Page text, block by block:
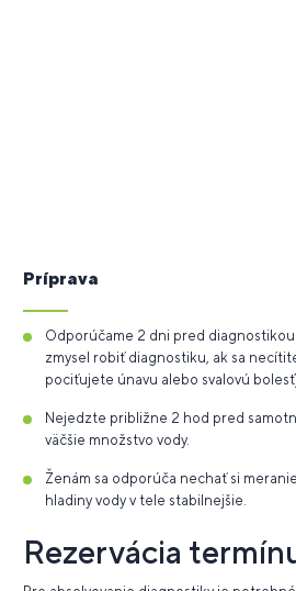
Príprava
Odporúčame 2 dni pred
zmysel robiť diagnostiku, ak sa
pociťujete únavu alebo svalovú
Nejedzte približne 2 hod pred
väčšie množstvo vody.
Ženám sa odporúča nechať si
hladiny vody v tele stabilnejšie.
Rezervácia